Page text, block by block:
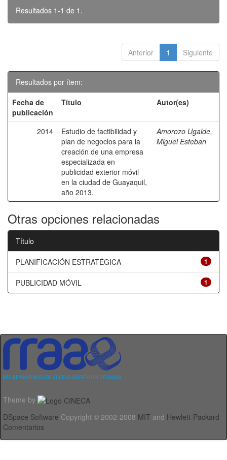
Resultados 1-1 de 1.
Anterior 1 Siguiente
Resultados por ítem:
Fecha de
publicación
Título Autor(es)
2014
Estudio de factibilidad y
plan de negocios para la
creación de una empresa
especializada en
publicidad exterior móvil
en la ciudad de Guayaquil,
año 2013.
Amorozo Ugalde,
Miguel Esteban
Otras opciones relacionadas
Título
1
PLANIFICACIÓN ESTRATÉGICA
1
PUBLICIDAD MÓVIL
Theme by
DSpace Software Copyright © 2002-2008 MIT and Hewlett-Packard -
Comentarios